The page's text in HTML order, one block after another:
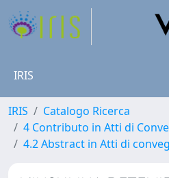
IRIS
IRIS
Catalogo Ricerca
4 Contributo in Atti di
4.2 Abstract in Atti di